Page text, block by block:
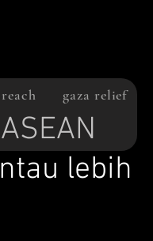
lebih
reach gaza relief